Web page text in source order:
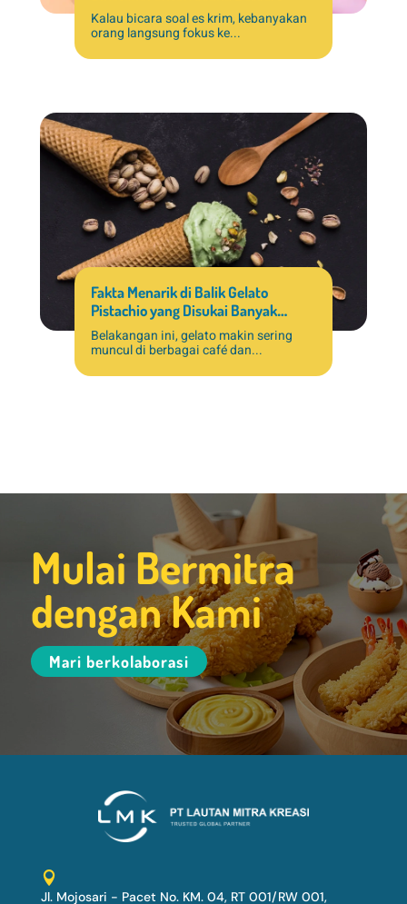
Kalau bicara soal es krim, kebanyakan
orang langsung fokus ke...
Fakta Menarik di Balik Gelato
Pistachio yang Disukai Banyak
Pelanggan
Belakangan ini, gelato makin sering
muncul di berbagai café dan...
Mulai Bermitra
dengan Kami
Mari berkolaborasi

Jl. Mojosari - Pacet No. KM. 04, RT 001/RW 001,